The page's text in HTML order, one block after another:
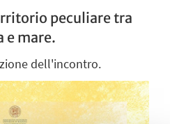
peculiare tra
e mare.
dell'incontro.